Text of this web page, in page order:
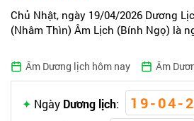
Chủ Nhật, ngày 19/04/2026 Dương
(Nhâm Thìn) Âm Lịch (Bính Ngọ) là
Âm Dương lịch hôm nay Âm
Ngày Dương lịch: 19-04-